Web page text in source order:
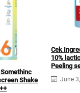
Shake
Cek
10%
Peeling
June